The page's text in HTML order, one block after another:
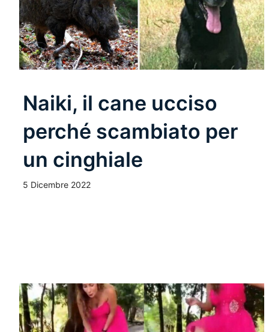
Naiki, il cane ucciso
perché scambiato per
un cinghiale
5 Dicembre 2022